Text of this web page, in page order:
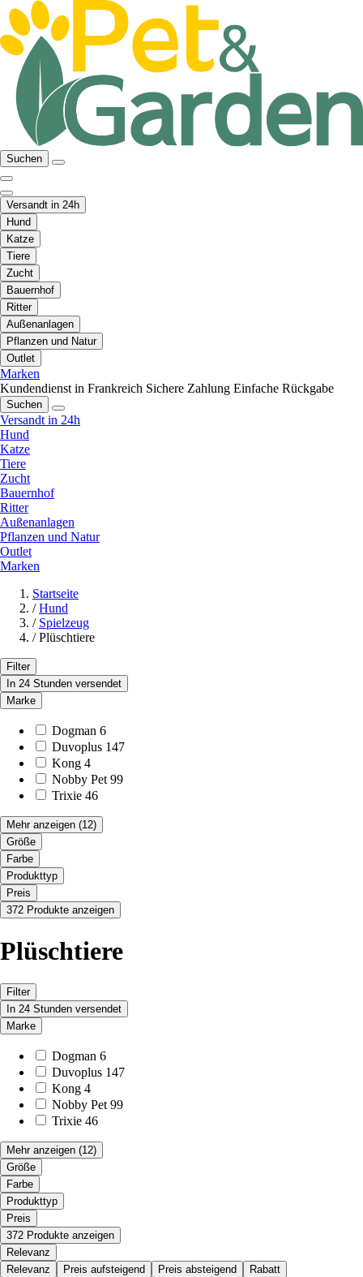
Suchen
Versandt in 24h
Hund
Katze
Tiere
Zucht
Bauernhof
Ritter
Außenanlagen
Pflanzen und Natur
Outlet
Marken
Kundendienst in Frankreich Sichere Zahlung Einfache Rückgabe
Suchen
Versandt in 24h
Hund
Katze
Tiere
Zucht
Bauernhof
Ritter
Außenanlagen
Pflanzen und Natur
Outlet
Marken
Startseite
/ Hund
/ Spielzeug
/ Plüschtiere
Filter
In 24 Stunden versendet
Marke
Dogman 6
Duvoplus 147
Kong 4
Nobby Pet 99
Trixie 46
Mehr anzeigen (12)
Größe
Farbe
Produkttyp
Preis
372 Produkte anzeigen
Plüschtiere
Filter
In 24 Stunden versendet
Marke
Dogman 6
Duvoplus 147
Kong 4
Nobby Pet 99
Trixie 46
Mehr anzeigen (12)
Größe
Farbe
Produkttyp
Preis
372 Produkte anzeigen
Relevanz
Relevanz
Preis aufsteigend Preis absteigend Rabatt